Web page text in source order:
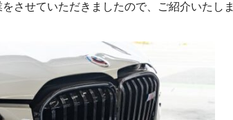
させていただきましたので、ご紹介いたしま